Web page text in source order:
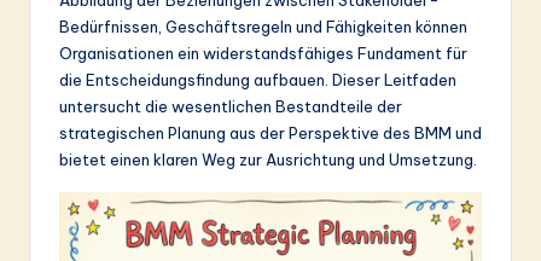
in
A
Bedürfnissen, Geschäftsregeln und Fähigkeiten können
Organisationen ein widerstandsfähiges Fundament für
die Entscheidungsfindung aufbauen. Dieser Leitfaden
untersucht die wesentlichen Bestandteile der
strategischen Planung aus der Perspektive des BMM und
bietet einen klaren Weg zur Ausrichtung und Umsetzung.